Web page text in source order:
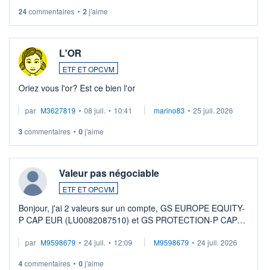
24commentaires • 2 j'aime
L'OR
ETF ET OPCVM
Oriez vous l'or? Est ce bien l'or
par M3627819 • 08 juil. • 10:41 marino83 • 25 juil. 2026
3 commentaires • 0j'aime
Valeur pas négociable
ETF ET OPCVM
Bonjour, j'ai 2 valeurs sur un compte, GS EUROPE EQUITY-
P CAP EUR (LU0082087510) et GS PROTECTION-P CAP
veux procéder à la vente, on me signale ...
par M9598679 • 24 juil. • 12:09 M9598679 • 24 juil. 2026
4commentaires • 0j'aime